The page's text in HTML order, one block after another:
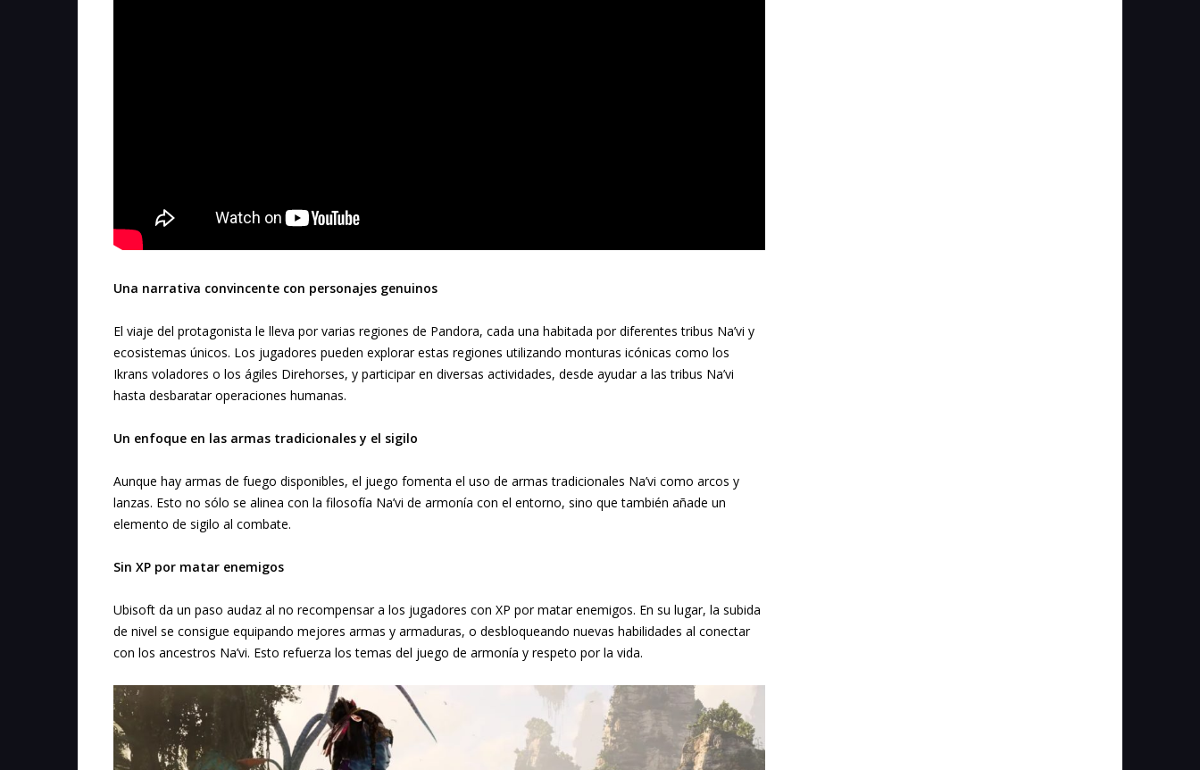
Una narrativa convincente con personajes genuinos
El viaje del protagonista le lleva por varias regiones de Pandora, cada una habitada por diferentes tribus Na’vi y
ecosistemas únicos. Los jugadores pueden explorar estas regiones utilizando monturas icónicas como los
Ikrans voladores o los ágiles Direhorses, y participar en diversas actividades, desde ayudar a las tribus Na’vi
hasta desbaratar operaciones humanas.
Un enfoque en las armas tradicionales y el sigilo
Aunque hay armas de fuego disponibles, el juego fomenta el uso de armas tradicionales Na’vi como arcos y
lanzas. Esto no sólo se alinea con la filosofía Na’vi de armonía con el entorno, sino que también añade un
elemento de sigilo al combate.
Sin XP por matar enemigos
Ubisoft da un paso audaz al no recompensar a los jugadores con XP por matar enemigos. En su lugar, la subida
de nivel se consigue equipando mejores armas y armaduras, o desbloqueando nuevas habilidades al conectar
con los ancestros Na’vi. Esto refuerza los temas del juego de armonía y respeto por la vida.